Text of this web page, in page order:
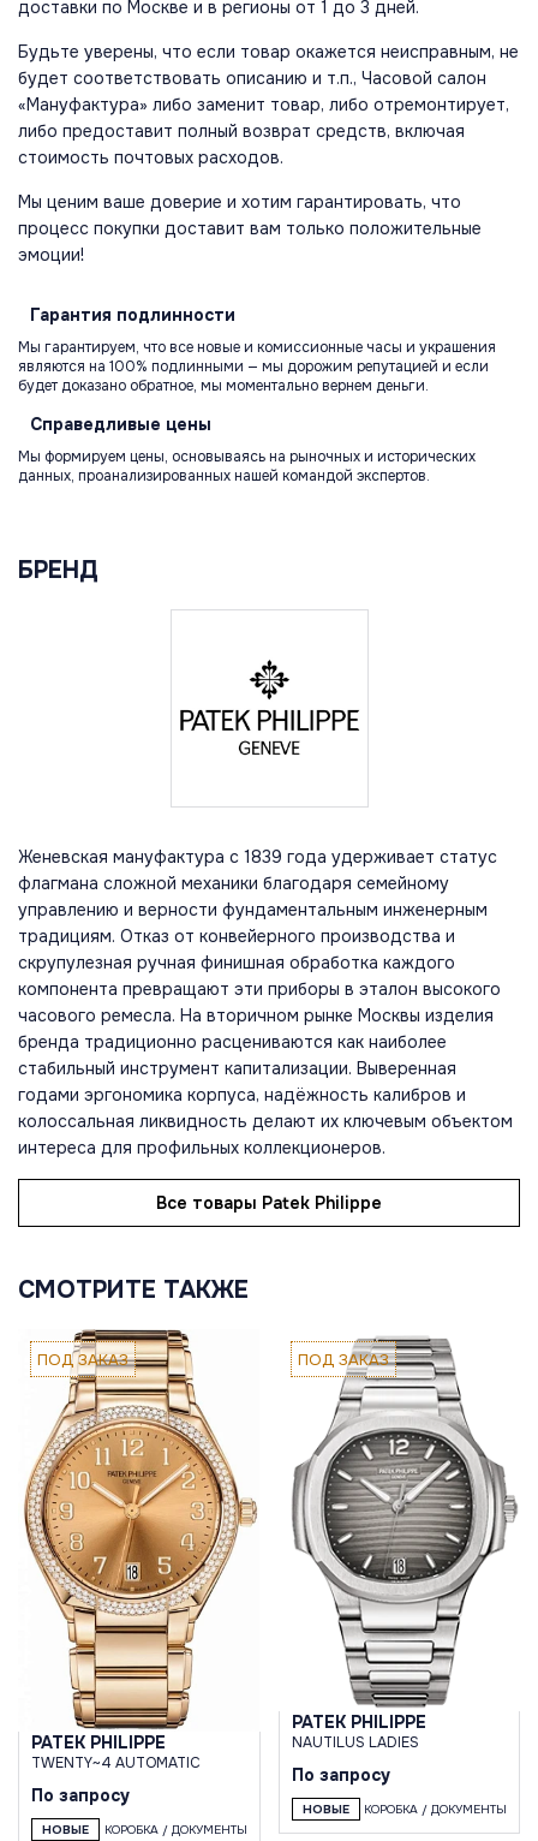
доставки по Москве и в регионы от 1 до 3 дней.
Будьте уверены, что если товар окажется неисправным, не
будет соответствовать описанию и т.п., Часовой салон
«Мануфактура» либо заменит товар, либо отремонтирует,
либо предоставит полный возврат средств, включая
стоимость почтовых расходов.
Мы ценим ваше доверие и хотим гарантировать, что
процесс покупки доставит вам только положительные
эмоции!
Гарантия подлинности
Мы гарантируем, что все новые и комиссионные часы и украшения
являются на 100% подлинными — мы дорожим репутацией и если
будет доказано обратное, мы моментально вернем деньги.
Справедливые цены
Мы формируем цены, основываясь на рыночных и исторических
данных, проанализированных нашей командой экспертов.
БРЕНД
Женевская мануфактура с 1839 года удерживает статус
флагмана сложной механики благодаря семейному
управлению и верности фундаментальным инженерным
традициям. Отказ от конвейерного производства и
скрупулезная ручная финишная обработка каждого
компонента превращают эти приборы в эталон высокого
часового ремесла. На вторичном рынке Москвы изделия
бренда традиционно расцениваются как наиболее
стабильный инструмент капитализации. Выверенная
годами эргономика корпуса, надёжность калибров и
колоссальная ликвидность делают их ключевым объектом
интереса для профильных коллекционеров.
Все товары Patek Philippe
СМОТРИТЕ ТАКЖЕ
ПОД ЗАКАЗ
PATEK PHILIPPE
TWENTY~4 AUTOMATIC
По запросу
НОВЫЕ КОРОБКА / ДОКУМЕНТЫ
ПОД ЗАКАЗ
PATEK PHILIPPE
NAUTILUS LADIES
По запросу
НОВЫЕ КОРОБКА / ДОКУМЕНТЫ